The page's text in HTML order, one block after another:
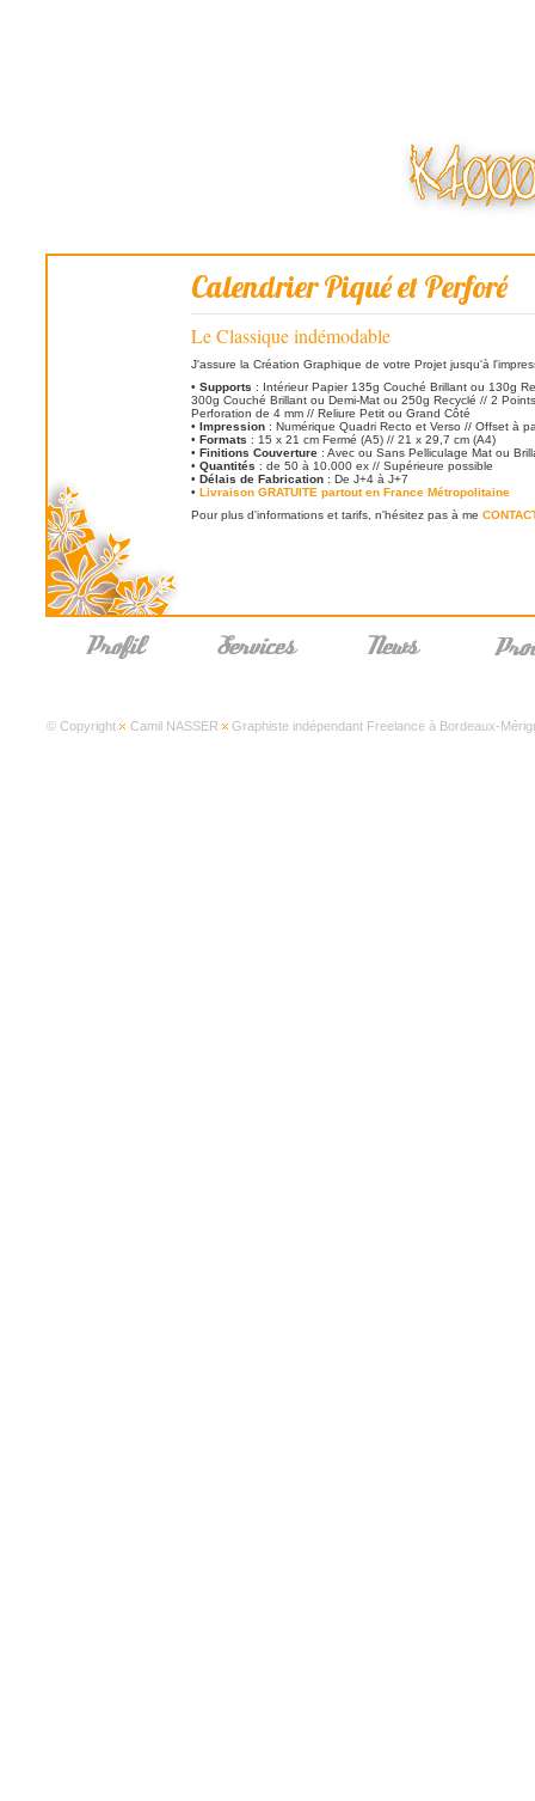
Calendrier Piqué et Perforé
Le Classique indémodable
J'assure la Création Graphique de votre Projet jusqu'à
• Supports : Intérieur Papier 135g Couché Brillant ou 130g
300g Couché Brillant ou Demi-Mat ou 250g Recyclé // 2
Perforation de 4 mm // Reliure Petit ou Grand Côté
• Impression : Numérique Quadri Recto et Verso // Offset à
• Formats : 15 x 21 cm Fermé (A5) // 21 x 29,7 cm (A4)
• Finitions Couverture : Avec ou Sans Pelliculage Mat ou
• Quantités : de 50 à 10.000 ex // Supérieure possible
• Délais de Fabrication : De J+4 à J+7
• Livraison GRATUITE partout en France Métropolitaine
Pour plus d'informations et tarifs, n'hésitez pas à me
© Copyright Camil NASSER Graphiste indépendant Freelance à Bordeaux-